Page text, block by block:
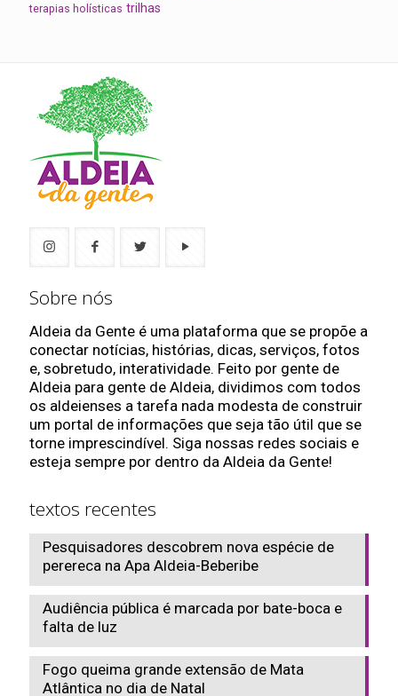
terapias holísticas trilhas
Sobre nós
Aldeia da Gente é uma plataforma que se propõe a
conectar notícias, histórias, dicas, serviços, fotos
e, sobretudo, interatividade. Feito por gente de
Aldeia para gente de Aldeia, dividimos com todos
os aldeienses a tarefa nada modesta de construir
um portal de informações que seja tão útil que se
torne imprescindível. Siga nossas redes sociais e
esteja sempre por dentro da Aldeia da Gente!
textos recentes
Pesquisadores descobrem nova espécie de
perereca na Apa Aldeia-Beberibe
Audiência pública é marcada por bate-boca e
falta de luz
Fogo queima grande extensão de Mata
Atlântica no dia de Natal